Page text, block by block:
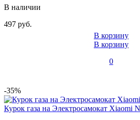
В наличии
497 руб.
В корзину
В корзину
0
-35%
Курок газа на Электросамокат Xiaomi